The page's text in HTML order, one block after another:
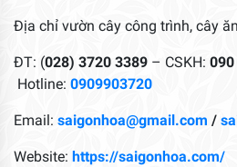
Địa chỉ vườn cây công trình, cây
ĐT: (028) 3720 3389 – CSKH:
Hotline: 0909903720
Email: saigonhoa@gmail.com /
Website: https://saigonhoa.com/